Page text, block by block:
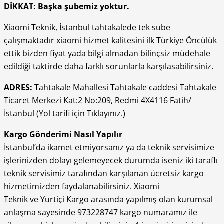
DİKKAT: Başka şubemiz yoktur.
Xiaomi Teknik, İstanbul tahtakalede tek sube
çalışmaktadır xiaomi hizmet kalitesini ilk Türkiye Öncülük
ettik bizden fiyat yada bilgi almadan bilinçsiz müdehale
edildiği taktirde daha farklı sorunlarla karşılasabilirsiniz.
ADRES: Tahtakale Mahallesi Tahtakale caddesi Tahtakale
Ticaret Merkezi Kat:2 No:209, Redmi 4X4116 Fatih/
İstanbul (Yol tarifi için Tıklayınız.)
Kargo Gönderimi Nasıl Yapılır
İstanbul’da ikamet etmiyorsanız ya da teknik servisimize
işlerinizden dolayı gelemeyecek durumda iseniz iki taraflı
teknik servisimiz tarafından karşılanan ücretsiz kargo
hizmetimizden faydalanabilirsiniz. Xiaomi
Teknik ve Yurtiçi Kargo arasında yapılmış olan kurumsal
anlaşma sayesinde 973228747 kargo numaramız ile